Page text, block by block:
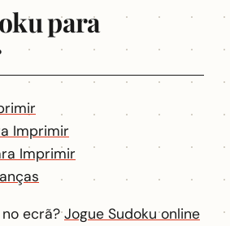
para
Imprimir
Imprimir
ecrã?Jogue Sudoku online